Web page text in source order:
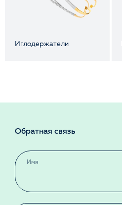
Иглодержатели
Обратная связь